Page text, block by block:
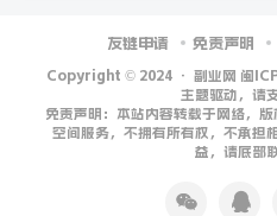
友链申请 免责声明
Copyright © 2024 · 副业网 闽
主题驱动，请
免责声明：本站内容转载于网络，
空间服务，不拥有所有权，不承担
益，请底部